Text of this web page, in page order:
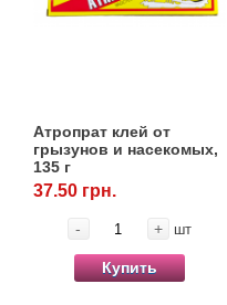
Атропрат клей от
грызунов и насекомых,
135 г
37.50 грн.
- + шт
Купить